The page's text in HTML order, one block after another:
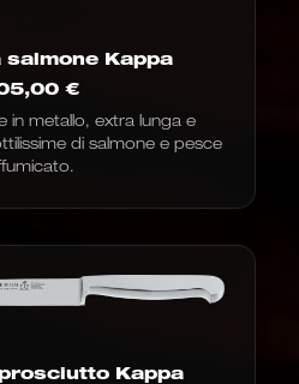
salmone Kappa
€
in metallo, extra lunga e
di salmone e pesce
Kappa